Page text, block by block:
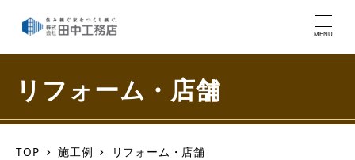
MENU
リフォーム・店舗
TOP 施工例 リフォーム・店舗